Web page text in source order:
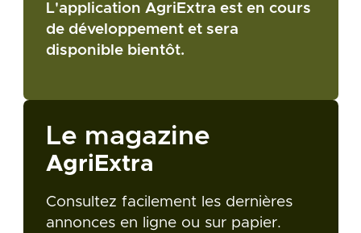
L'application AgriExtra est en cours
de développement et sera
disponible bientôt.
Le magazine
AgriExtra
Consultez facilement les dernières
annonces en ligne ou sur papier.